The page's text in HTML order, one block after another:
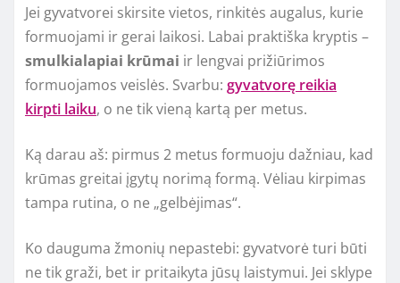
Jei gyvatvorei skirsite vietos, rinkitės augalus, kurie
formuojami ir gerai laikosi. Labai praktiška kryptis –
smulkialapiai krūmai ir lengvai prižiūrimos
formuojamos veislės. Svarbu: gyvatvorę reikia
kirpti laiku, o ne tik vieną kartą per metus.
Ką darau aš: pirmus 2 metus formuoju dažniau, kad
krūmas greitai įgytų norimą formą. Vėliau kirpimas
tampa rutina, o ne „gelbėjimas“.
Ko dauguma žmonių nepastebi: gyvatvorė turi būti
ne tik graži, bet ir pritaikyta jūsų laistymui. Jei sklype